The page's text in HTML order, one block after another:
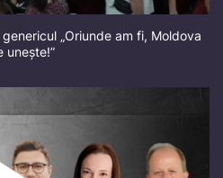
„Oriunde am fi, Moldova
unește!”